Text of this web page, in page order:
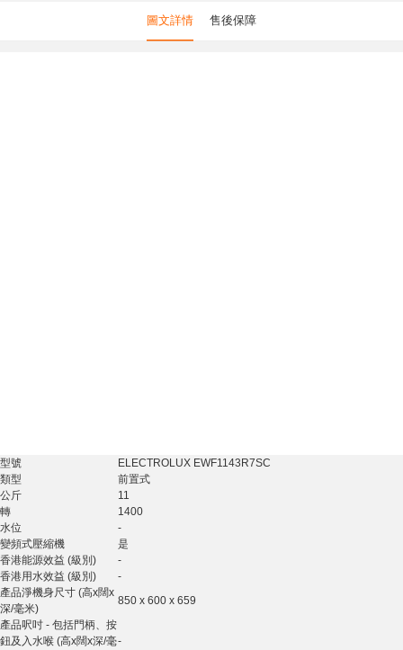
圖文詳情 售後保障
型號
ELECTROLUX EWF1143R7SC
類型
前置式
公斤
11
轉
1400
水位
-
變頻式壓縮機
是
香港能源效益 (級別)
-
香港用水效益 (級別)
-
產品淨機身尺寸 (高x闊x
深/毫米)
850 x 600 x 659
產品呎吋 - 包括門柄、按
鈕及入水喉 (高x闊x深/毫-